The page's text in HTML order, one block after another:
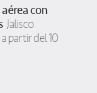
con
Jalisco
partir del 10